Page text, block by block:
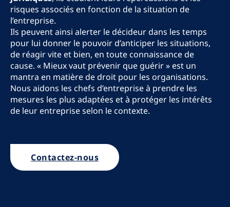
risques associés en fonction de la situation de
l’entreprise.
Ils peuvent ainsi alerter le décideur dans les temps
pour lui donner le pouvoir d’anticiper les situations,
de réagir vite et bien, en toute connaissance de
cause. « Mieux vaut prévenir que guérir » est un
mantra en matière de droit pour les organisations.
Nous aidons les chefs d’entreprise à prendre les
mesures les plus adaptées et à protéger les intérêts
de leur entreprise selon le contexte.
Contactez-nous